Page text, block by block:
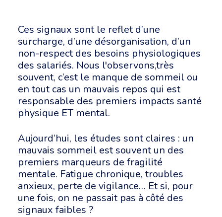
Ces signaux sont le reflet d’une
surcharge, d’une désorganisation, d’un
non-respect des besoins physiologiques
des salariés. Nous l'observons,très
souvent, c’est le manque de sommeil ou
en tout cas un mauvais repos qui est
responsable des premiers impacts santé
physique ET mental.
Aujourd’hui, les études sont claires : un
mauvais sommeil est souvent un des
premiers marqueurs de fragilité
mentale. Fatigue chronique, troubles
anxieux, perte de vigilance… Et si, pour
une fois, on ne passait pas à côté des
signaux faibles ?